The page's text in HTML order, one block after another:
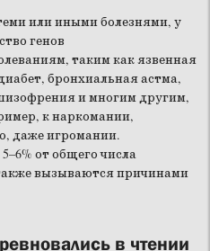
или иными болезнями, у
генов
таким как язвенная
бронхиальная астма,
и многим другим,
к наркомании,
даже игромании.
от общего числа
вызываются причинами
в чтении